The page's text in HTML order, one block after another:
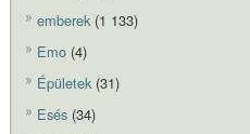
emberek(1 133)
Emo (4)
Épületek(31)
Esés (34)